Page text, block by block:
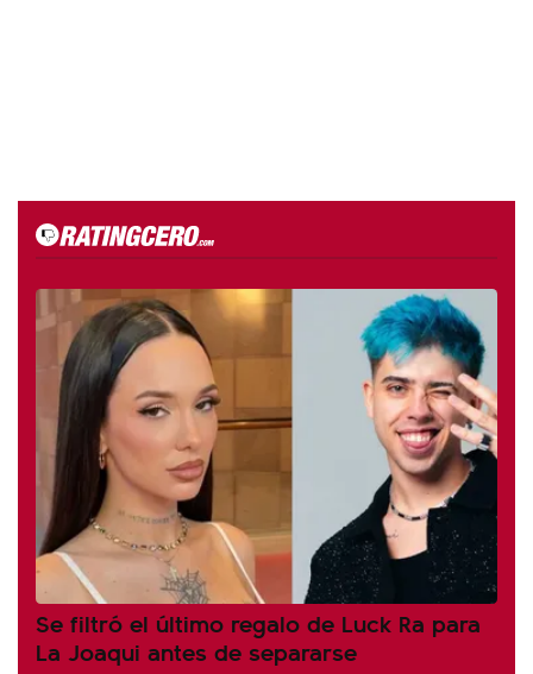
Se filtró el último regalo de Luck Ra para
La Joaqui antes de separarse